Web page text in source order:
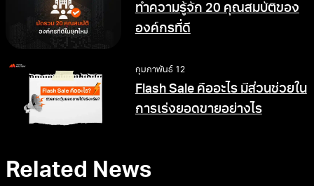
ทำความรู้จัก 20 คุณสมบัติของ
องค์กรที่ดี
กุมภาพันธ์ 12
Flash Sale คืออะไร มีส่วนช่วยใน
การเร่งยอดขายอย่างไร
Related News